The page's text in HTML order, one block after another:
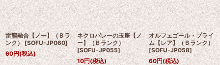
雷龍融合【ノー】（Ｂラ
ンク） [SOFU-JP060]
60円(税込)
ネクロバレーの玉座【ノ
ー】（Ｂランク）
[SOFU-JP055]
10円(税込)
オルフェゴール・プライ
ム【レア】（Ｂランク）
[SOFU-JP058]
60円(税込)